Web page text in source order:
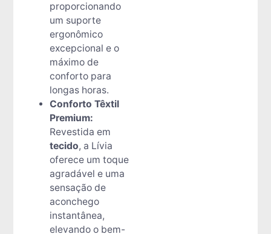
proporcionando
um suporte
ergonômico
excepcional e o
máximo de
conforto para
longas horas.
Conforto Têxtil
Premium:
Revestida em
tecido, a Lívia
oferece um toque
agradável e uma
sensação de
aconchego
instantânea,
elevando o bem-